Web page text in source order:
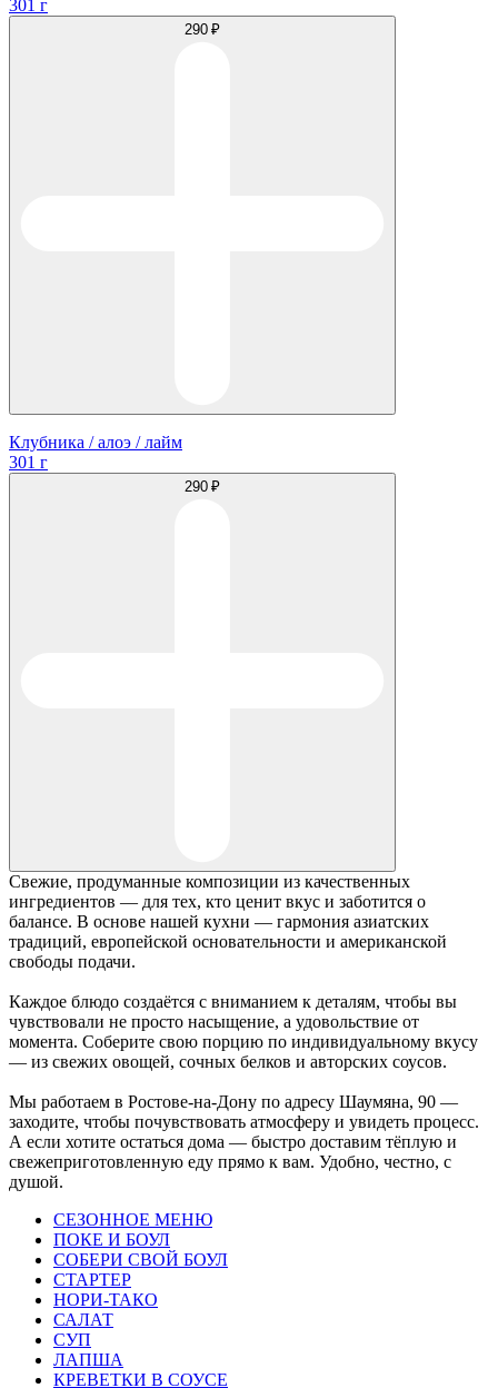
301 г
290 ₽
Клубника / алоэ / лайм
301 г
290 ₽
Свежие, продуманные композиции из качественных
ингредиентов — для тех, кто ценит вкус и заботится о
балансе. В основе нашей кухни — гармония азиатских
традиций, европейской основательности и американской
свободы подачи.
Каждое блюдо создаётся с вниманием к деталям, чтобы вы
чувствовали не просто насыщение, а удовольствие от
момента. Соберите свою порцию по индивидуальному вкусу
— из свежих овощей, сочных белков и авторских соусов.
Мы работаем в Ростове-на-Дону по адресу Шаумяна, 90 —
заходите, чтобы почувствовать атмосферу и увидеть процесс.
А если хотите остаться дома — быстро доставим тёплую и
свежеприготовленную еду прямо к вам. Удобно, честно, с
душой.
СЕЗОННОЕ МЕНЮ
ПОКЕ И БОУЛ
СОБЕРИ СВОЙ БОУЛ
СТАРТЕР
НОРИ-ТАКО
САЛАТ
СУП
ЛАПША
КРЕВЕТКИ В СОУСЕ